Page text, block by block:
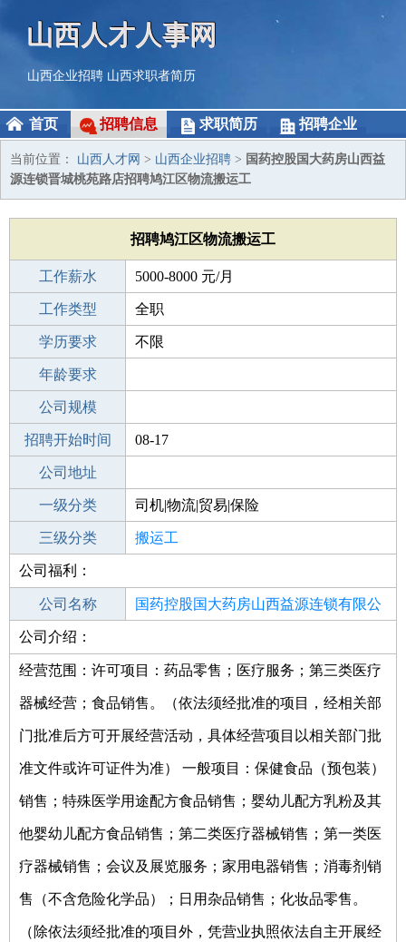
山西人才人事网
山西企业招聘 山西求职者简历
首页 招聘信息 求职简历 招聘企业
当前位置： 山西人才网 > 山西企业招聘 > 国药控股国大药房山西益
源连锁晋城桃苑路店招聘鸠江区物流搬运工
招聘鸠江区物流搬运工
工作薪水 5000-8000 元/月
招聘人数 1人
工作类型 全职
性别要求 -
学历要求 不限
工作经验
年龄要求
工作地点
公司规模
公司电话
招聘开始时间 08-17
招聘结束时间
公司地址
一级分类 司机|物流|贸易|保险
二级分类 物流/仓储
三级分类 搬运工
其他行业
公司福利：
公司名称 国药控股国大药房山西益源连锁有限公
公司类型
公司介绍：
经营范围：许可项目：药品零售；医疗服务；第三类医疗
器械经营；食品销售。（依法须经批准的项目，经相关部
门批准后方可开展经营活动，具体经营项目以相关部门批
准文件或许可证件为准） 一般项目：保健食品（预包装）
销售；特殊医学用途配方食品销售；婴幼儿配方乳粉及其
他婴幼儿配方食品销售；第二类医疗器械销售；第一类医
疗器械销售；会议及展览服务；家用电器销售；消毒剂销
售（不含危险化学品）；日用杂品销售；化妆品零售。
（除依法须经批准的项目外，凭营业执照依法自主开展经